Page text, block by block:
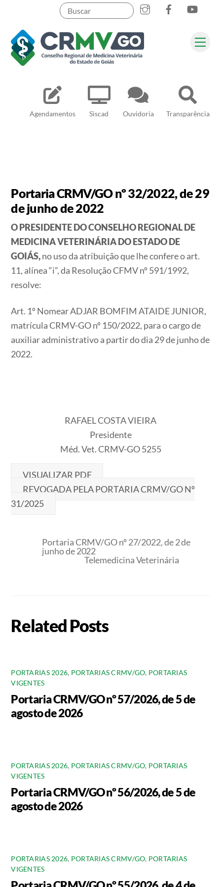
content
Agendamentos Siscad Ouvidoria Transparência
Pesquisar
Portaria CRMV/GO nº 32/2022, de 29
de junho de 2022
O PRESIDENTE DO CONSELHO REGIONAL DE
MEDICINA VETERINÁRIA DO ESTADO DE
GOIÁS,no uso da atribuição que lhe confere o art.
11, alínea “i”, da Resolução CFMV nº 591/1992,
resolve:
Art. 1º Nomear ADJAR BOMFIM ATAIDE JUNIOR,
matrícula CRMV-GO nº 150/2022, para o cargo de
auxiliar administrativo a partir do dia 29 de junho de
2022.
RAFAEL COSTA VIEIRA
Presidente
Méd. Vet. CRMV-GO 5255
VISUALIZAR PDF
REVOGADA PELA PORTARIA CRMV/GO Nº
31/2025
Portaria CRMV/GO nº 27/2022, de 2 de
junho de 2022
Telemedicina Veterinária
Related Posts
PORTARIAS 2026, PORTARIAS CRMV/GO, PORTARIAS
VIGENTES
Portaria CRMV/GO nº 57/2026, de 5 de
agosto de 2026
PORTARIAS 2026, PORTARIAS CRMV/GO, PORTARIAS
VIGENTES
Portaria CRMV/GO nº 56/2026, de 5 de
agosto de 2026
PORTARIAS 2026, PORTARIAS CRMV/GO, PORTARIAS
VIGENTES